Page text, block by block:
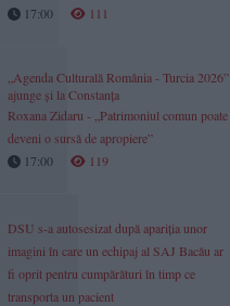
17:00
111
„Agenda Culturală România - Turcia 2026”
ajunge și la Constanța
Roxana Zidaru - „Patrimoniul comun poate
deveni o sursă de apropiere”
17:00
119
DSU s-a autosesizat după apariția unor
imagini în care un echipaj al SAJ Bacău ar
fi oprit pentru cumpărături în timp ce
transporta un pacient